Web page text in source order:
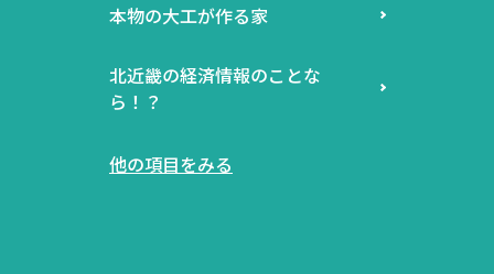
本物の大工が作る家
北近畿の経済情報のことな
ら！？
他の項目をみる